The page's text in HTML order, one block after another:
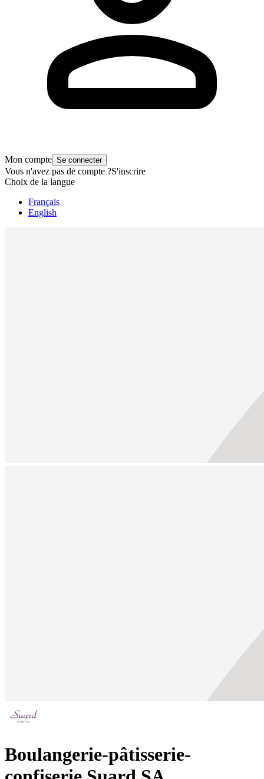
Mon compte Se connecter
Vous n'avez pas de compte ?S'inscrire
Choix de la langue
Français
English
Boulangerie-pâtisserie-